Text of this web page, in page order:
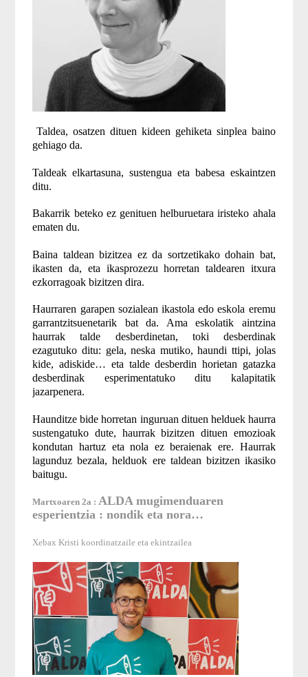
Taldea, osatzen dituen kideen gehiketa sinplea baino
gehiago da.
Taldeak elkartasuna, sustengua eta babesa eskaintzen
ditu.
Bakarrik beteko ez genituen helburuetara iristeko ahala
ematen du.
Baina taldean bizitzea ez da sortzetikako dohain bat,
ikasten da, eta ikasprozezu horretan taldearen itxura
ezkorragoak bizitzen dira.
Haurraren garapen sozialean ikastola edo eskola eremu
garrantzitsuenetarik bat da. Ama eskolatik aintzina
haurrak talde desberdinetan, toki desberdinak
ezagutuko ditu: gela, neska mutiko, haundi ttipi, jolas
kide, adiskide… eta talde desberdin horietan gatazka
desberdinak esperimentatuko ditu kalapitatik
jazarpenera.
Haunditze bide horretan inguruan dituen helduek haurra
sustengatuko dute, haurrak bizitzen dituen emozioak
kondutan hartuz eta nola ez beraienak ere. Haurrak
lagunduz bezala, helduok ere taldean bizitzen ikasiko
baitugu.
Martxoaren 2a :ALDA mugimenduaren
esperientzia : nondik eta nora…
Xebax Kristi koordinatzaile eta ekintzailea